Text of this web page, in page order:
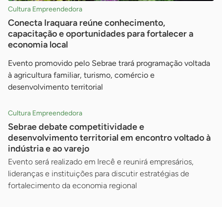
Cultura Empreendedora
Conecta Iraquara reúne conhecimento,
capacitação e oportunidades para fortalecer a
economia local
Evento promovido pelo Sebrae trará programação voltada
à agricultura familiar, turismo, comércio e
desenvolvimento territorial
Cultura Empreendedora
Sebrae debate competitividade e
desenvolvimento territorial em encontro voltado à
indústria e ao varejo
Evento será realizado em Irecê e reunirá empresários,
lideranças e instituições para discutir estratégias de
fortalecimento da economia regional